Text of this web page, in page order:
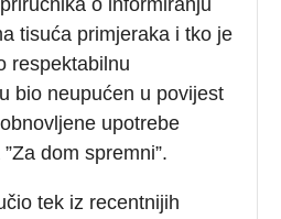
tisuća primjeraka i tko je
respektabilnu
bio neupućen u povijest
upotrebe
dom spremni”.
tek iz recentnijih